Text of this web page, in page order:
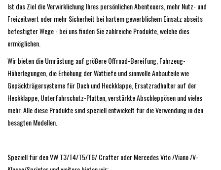
Suchergebnis
zu
gelangen.
von
Touchgeräten
können
Touch-
und
SPRINTER VS30 / 907
Sprinter 906 / NCV3
FORD TRANSIT / + CUSTOM
ANDERE VANS
Classiques (VW T3, T4, Sprinter
Ist das Ziel die Verwirklichung Ihres persönlichen Abenteuers, mehr Nutz- und
Freizeitwert oder mehr Sicherheit bei hartem gewerblichem Einsatz abseits
befestigter Wege - bei uns finden Sie zahlreiche Produkte, welche dies
ermöglichen.
Wir bieten die Umrüstung auf größere Offroad-Bereifung, Fahrzeug-
Höherlegungen, die Erhöhung der Wattiefe und sinnvolle Anbauteile wie
Gepäckträgersysteme für Dach und Heckklappe, Ersatzradhalter auf der
Heckklappe, Unterfahrschutz-Platten, verstärkte Abschleppösen und vieles
mehr. Alle diese Produkte sind speziell entwickelt für die Verwendung in den
besagten Modellen.
Speziell für den VW T3/T4/T5/T6/ Crafter oder Mercedes Vito /Viano /V-